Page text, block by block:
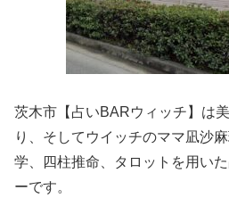
茨木市【占いBARウィッチ】は
り、そしてウイッチのママ凪沙
学、四柱推命、タロットを用い
ーです。